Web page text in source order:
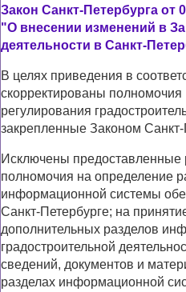
Закон Санкт-Петербурга от
"О внесении изменений в
деятельности в Санкт-
В целях приведения в
скорректированы
регулирования
закрепленные Законом
Исключены предоставленные
полномочия на определение
информационной системы
Санкт-Петербурге; на
дополнительных разделов
градостроительной
сведений, документов и
разделах информационной